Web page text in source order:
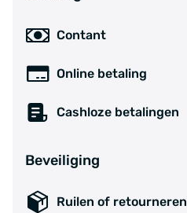
Contant
Online betaling
Cashloze betalingen
Beveiliging
Ruilen of retourneren